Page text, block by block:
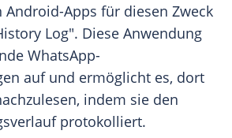
Android-Apps für diesen Zweck
Log". Diese Anwendung
WhatsApp-
auf und ermöglicht es, dort
indem sie den
protokolliert.